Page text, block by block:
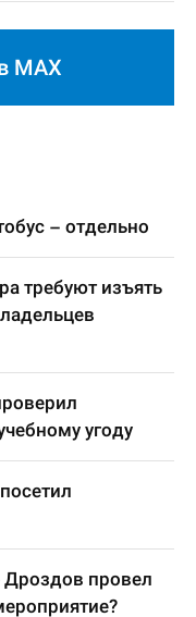
MAX
– отдельно
требуют изъять
угоду
Дроздов провел